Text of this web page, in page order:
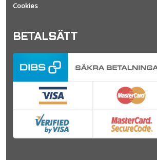
Cookies
BETALSÄTT